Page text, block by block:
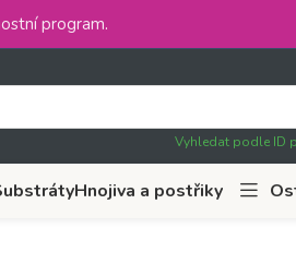
program.
Vyhledat podle ID
Hnojiva a postřiky